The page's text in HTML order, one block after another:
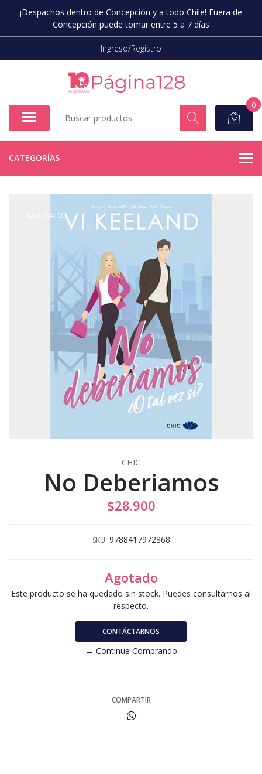
¡Despachos dentro de Concepción y a todo Chile! Fuera de
Concepción puede tomar entre 5 a 7 días
Ingreso/Registro
0
CATEGORÍAS
AGOTADO
CHIC
No Deberiamos
$28.900
SKU: 9788417972868
Agotado
Este producto se ha quedado sin stock. Puedes consultarnos al
respecto.
CONTÁCTARNOS
← Continue Comprando
COMPARTIR